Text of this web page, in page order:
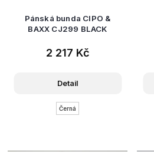
Pánská bunda CIPO &
BAXX CJ299 BLACK
2 217 Kč
Detail
Černá